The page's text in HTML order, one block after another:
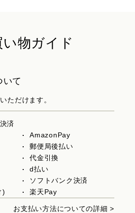
い物ガイド
いて
ただけます。
済
AmazonPay
郵便局後払い
代金引換
d払い
ソフトバンク決済
)
楽天Pay
お支払い方法についての詳細 >